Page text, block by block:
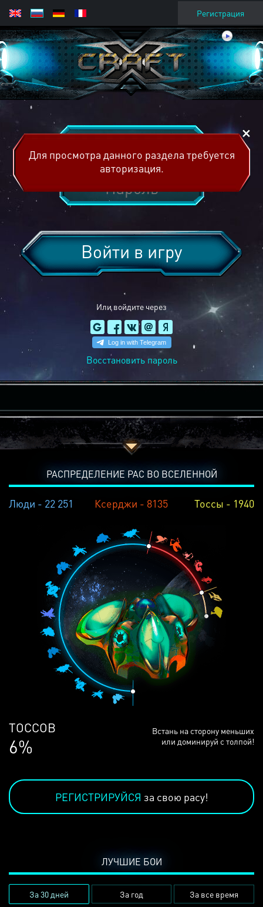
Регистрация
Или войдите через
Войти в игру
Восстановить пароль
Для просмотра данного раздела требуется
авторизация.
РАСПРЕДЕЛЕНИЕ РАС ВО ВСЕЛЕННОЙ
Люди - 22 251 Ксерджи - 8135 Тоссы - 1940
ЛЮДЕЙ
68%
Встань на сторону меньших
или доминируй с толпой!
РЕГИСТРИРУЙСЯ за свою расу!
ЛУЧШИЕ БОИ
За 30 дней За год За все время